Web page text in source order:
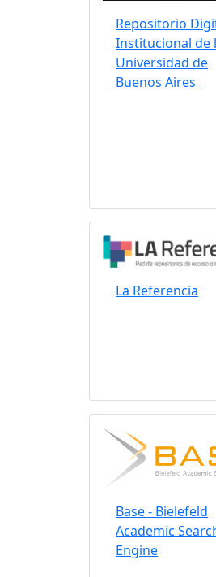
Repositorio
Institucional de
Universidad de
Buenos Aires
La Referencia
Base - Bielefeld
Academic
Engine